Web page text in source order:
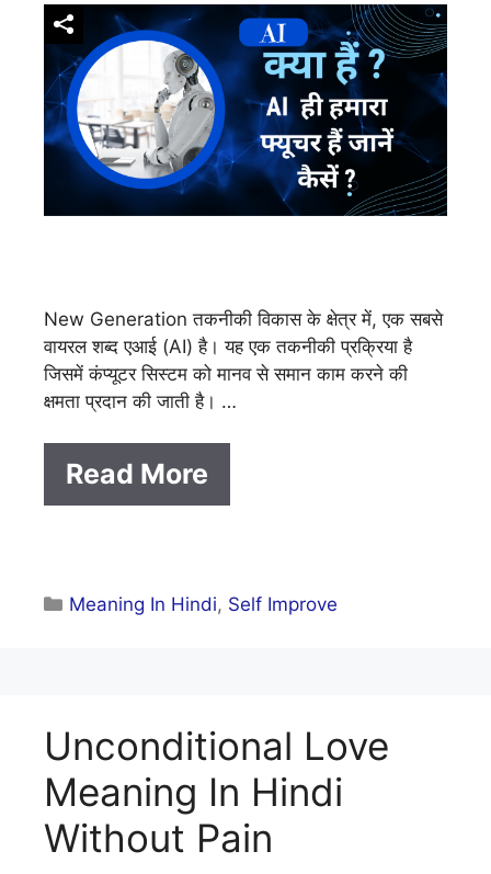
New Generation तकनीकी विकास के क्षेत्र में, एक सबसे
वायरल शब्द एआई (AI) है। यह एक तकनीकी प्रक्रिया है
जिसमें कंप्यूटर सिस्टम को मानव से समान काम करने की
क्षमता प्रदान की जाती है। …
Read More
Categories
Meaning In Hindi, Self Improve
Unconditional Love
Meaning In Hindi
Without Pain